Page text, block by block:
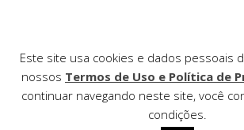
Notícias
Este site usa cookies e dados pessoais
nossos Termos de Uso e Política de
continuar navegando neste site, você
condições.